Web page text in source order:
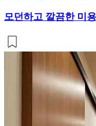
모던하고 깔끔한 미